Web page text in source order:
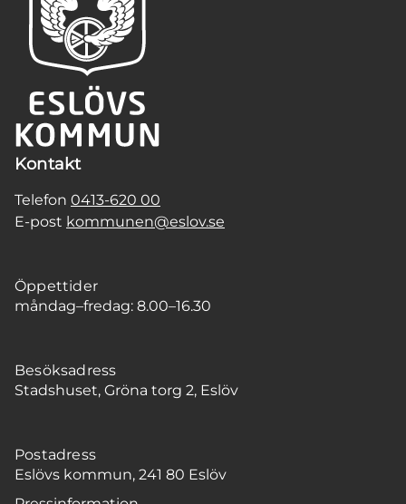
Kontakt
Telefon 0413-620 00
E-post kommunen@eslov.se
Öppettider
måndag–fredag: 8.00–16.30
Besöksadress
Stadshuset, Gröna torg 2, Eslöv
Postadress
Eslövs kommun, 241 80 Eslöv